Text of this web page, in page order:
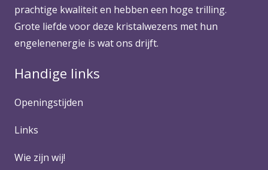
prachtige kwaliteit en hebben een hoge trilling.
Grote liefde voor deze kristalwezens met hun
engelenenergie is wat ons drijft.
Handige links
Openingstijden
Links
Wie zijn wij!